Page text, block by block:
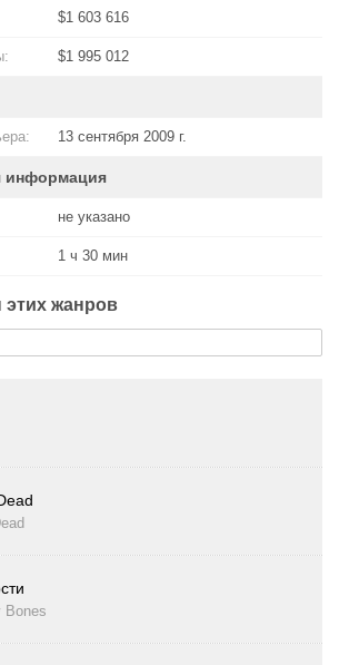
$1 603 616
$1 995 012
13 сентября 2009 г.
информация
не указано
1 ч 30 мин
жанров
Bones